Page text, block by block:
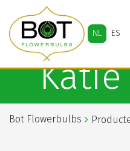
NL ES
Bot Flowerbulbs